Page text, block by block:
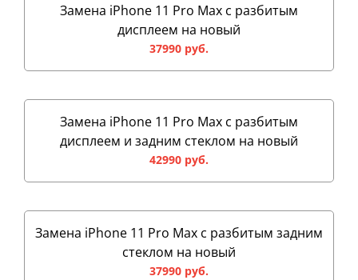
Замена iPhone 11 Pro Max с разбитым
дисплеем на новый
37990 руб.
Замена iPhone 11 Pro Max с разбитым
дисплеем и задним стеклом на новый
42990 руб.
Замена iPhone 11 Pro Max с разбитым задним
стеклом на новый
37990 руб.